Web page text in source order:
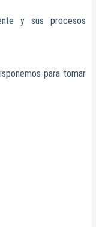
y sus procesos
para tomar